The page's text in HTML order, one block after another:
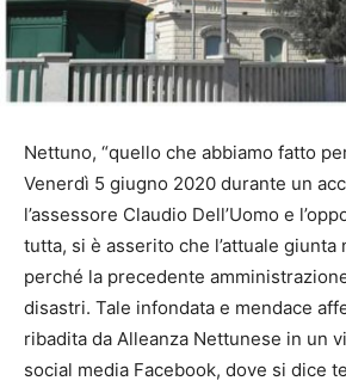
Nettuno, “quello che abbiamo fatto
Venerdì 5 giugno 2020 durante un
l’assessore Claudio Dell’Uomo e
tutta, si è asserito che l’attuale giunta
perché la precedente
disastri. Tale infondata e mendace
ribadita da Alleanza Nettunese in un
social media Facebook, dove si dice